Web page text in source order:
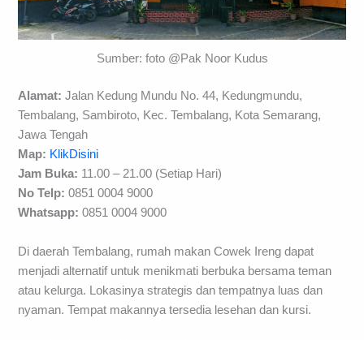
Sumber: foto @Pak Noor Kudus
Alamat: Jalan Kedung Mundu No. 44, Kedungmundu,
Tembalang, Sambiroto, Kec. Tembalang, Kota Semarang,
Jawa Tengah
Map: KlikDisini
Jam Buka: 11.00 – 21.00 (Setiap Hari)
No Telp: 0851 0004 9000
Whatsapp: 0851 0004 9000
Di daerah Tembalang, rumah makan Cowek Ireng dapat
menjadi alternatif untuk menikmati berbuka bersama teman
atau kelurga. Lokasinya strategis dan tempatnya luas dan
nyaman. Tempat makannya tersedia lesehan dan kursi.